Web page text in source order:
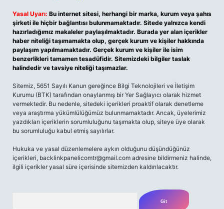
Yasal Uyarı: Bu internet sitesi, herhangi bir marka, kurum veya şahıs
şirketi ile hiçbir bağlantısı bulunmamaktadır. Sitede yalnızca kendi
hazırladığımız makaleler paylaşılmaktadır. Burada yer alan içerikler
haber niteliği taşımamakta olup, gerçek kurum ve kişiler hakkında
paylaşım yapılmamaktadır. Gerçek kurum ve kişiler ile isim
benzerlikleri tamamen tesadüfidir. Sitemizdeki bilgiler taslak
halindedir ve tavsiye niteliği taşımazlar.
Sitemiz, 5651 Sayılı Kanun gereğince Bilgi Teknolojileri ve İletişim
Kurumu (BTK) tarafından onaylanmış bir Yer Sağlayıcı olarak hizmet
vermektedir. Bu nedenle, sitedeki içerikleri proaktif olarak denetleme
veya araştırma yükümlülüğümüz bulunmamaktadır. Ancak, üyelerimiz
yazdıkları içeriklerin sorumluluğunu taşımakta olup, siteye üye olarak
bu sorumluluğu kabul etmiş sayılırlar.
Hukuka ve yasal düzenlemelere aykırı olduğunu düşündüğünüz
içerikleri, backlinkpanelicomtr@gmail.com adresine bildirmeniz halinde,
ilgili içerikler yasal süre içerisinde sitemizden kaldırılacaktır.